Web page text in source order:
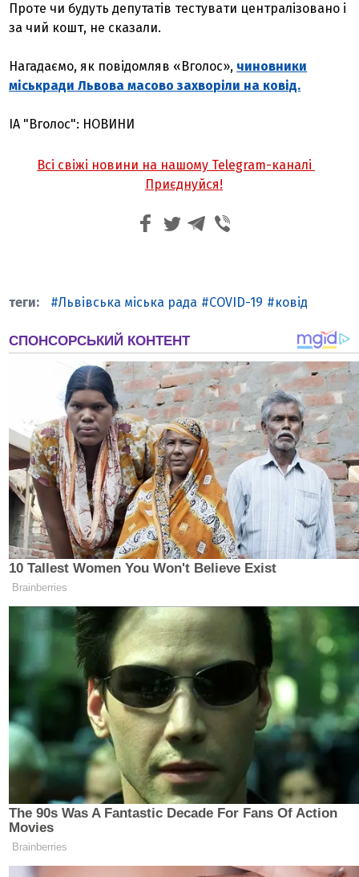
Проте чи будуть депутатів тестувати централізовано і
за чий кошт, не сказали.
Нагадаємо, як повідомляв «Вголос», чиновники
міськради Львова масово захворіли на ковід.
ІА "Вголос": НОВИНИ
Всі свіжі новини на нашому Telegram-каналі
Приєднуйся!
Львівська міська рада COVID-19 ковід